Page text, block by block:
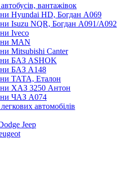
вантажівок
Hyundai HD, Богдан А069
Isuzu NQR, Богдан А091/А092
Iveco
MAN
Mitsubishi Canter
БАЗ ASHOK
БАЗ А148
ТАТА, Еталон
ХАЗ 3250 Антон
ЧАЗ А074
автомобілів
Jeep